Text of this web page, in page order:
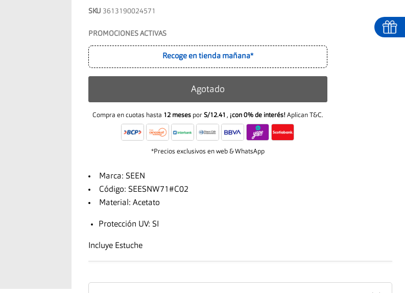
SKU 3613190024571
PROMOCIONES ACTIVAS
Recoge en tienda mañana*
Agotado
Compra en cuotas hasta 12 mesespor S/12.41 , ¡con 0% de interés!Aplican T&C.
*Precios exclusivos en web & WhatsApp
Marca: SEEN
Código: SEESNW71#C02
Material: Acetato
Protección UV: SI
Incluye Estuche